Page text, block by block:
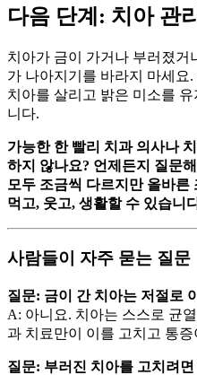
다음 단계: 치아 관
치아가 금이 가거나 부러졌
가 나아지기를 바라지 마세요
치아를 살리고 밝은 미소를
니다.
가능한 한 빨리 치과 의사나
하지 않나요? 언제든지 질문
모두 조금씩 다르지만 올바른
먹고, 웃고, 생활할 수 있습니
사람들이 자주 묻는 질문
질문: 금이 간 치아는 저절로
A: 아니요. 치아는 스스로 균
과 치료만이 이를 고치고 통
질문: 부러진 치아를 고치려